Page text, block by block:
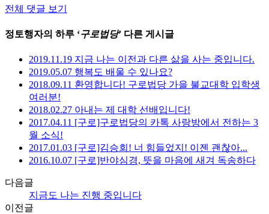
전체 댓글 보기
정토행자의 하루 ‘구로법당’ 다른 게시글
2019.11.19 지금 나는 이전과 다른 삶을 사는 중입니다.
2019.05.07 행복도 배울 수 있나요?
2018.09.11 환영합니다! 구로법당 가을 불교대학 입학생
여러분!
2018.02.27 아내는 제 대학 선배입니다!
2017.04.11 [구로]구로법당의 카톡 사랑방에서 전하는 3
월 소식!
2017.01.03 [구로]김승회! 너 힘들었지! 이젠 괜찮아...
2016.10.07 [구로]반야심경, 뜻을 마음에 새겨 독송하다
다음글
지금도 나는 진행 중입니다
이전글